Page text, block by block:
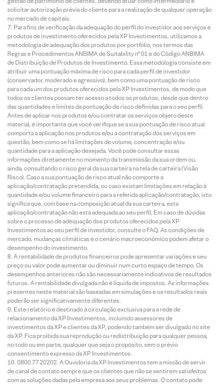
solicitar autorização prévia do cliente para a realização de qualquer operação
no mercado de capitais.
Para fins de verificação da adequação do perfil do investidor aos serviços e
produtos de investimento oferecidos pela XP Investimentos, utilizamos a
metodologia de adequação dos produtos por portfólio, nos termos das
Regras e Procedimentos ANBIMA de Suitability nº 01 e do Código ANBIMA
de Distribuição de Produtos de Investimento. Essa metodologia consiste em
atribuir uma pontuação máxima de risco para cada perfil de investidor
(conservador, moderado e agressivo), bem como uma pontuação de risco
para cada um dos produtos oferecidos pela XP Investimentos, de modo que
todos os clientes possam ter acesso a todos os produtos, desde que dentro
das quantidades e limites da pontuação de risco definidas para o seu perfil.
Antes de aplicar nos produtos e/ou contratar os serviços objeto deste
material, é importante que você verifique se a sua pontuação de risco atual
comporta a aplicação nos produtos e/ou a contratação dos serviços em
questão, bem como se há limitações de volume, concentração e/ou
quantidade para a aplicação desejada. Você pode consultar essas
informações diretamente no momento da transmissão da sua ordem ou,
ainda, consultando o risco geral da sua carteira na tela de carteira (Visão
Risco). Caso a sua pontuação de risco atual não comporte a
aplicação/contratação pretendida, ou caso existam limitações em relação à
quantidade e/ou volume financeiro para a referida aplicação/contratação, isto
significa que, com base na composição atual da sua carteira, esta
aplicação/contratação não está adequada ao seu perfil. Em caso de dúvidas
sobre o processo de adequação dos produtos oferecidos pela XP
Investimentos ao seu perfil de investidor, consulte o FAQ. As condições de
mercado, mudanças climáticas e o cenário macroeconômico podem afetar o
desempenho do investimento.
A rentabilidade de produtos financeiros pode apresentar variações e seu
preço ou valor pode aumentar ou diminuir num curto espaço de tempo. Os
desempenhos anteriores não são necessariamente indicativos de resultados
futuros. A rentabilidade divulgada não é líquida de impostos. As informações
presentes neste material são baseadas em simulações e os resultados reais
poderão ser significativamente diferentes.
Este relatório é destinado à circulação exclusiva para a rede de
relacionamento da XP Investimentos, incluindo assessores de
investimentos da XP e clientes da XP, podendo também ser divulgado no site
da XP. Fica proibida sua reprodução ou redistribuição para qualquer pessoa,
no todo ou em parte, qualquer que seja o propósito, sem o prévio
consentimento expresso da XP Investimentos.
0800 77 20202. A Ouvidoria da XP Investimentos tem a missão de servir
de canal de contato sempre que os clientes que não se sentirem satisfeitos
com as soluções dadas pela empresa aos seus problemas. O contato pode